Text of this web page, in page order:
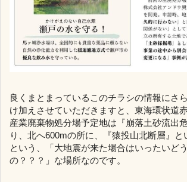
良くまとまっているこのチラシの情報にさ
け加えさせていただきますと、東海環状道
産業廃棄物処分場予定地は『崩落土砂流出
り、北へ600mの所に、『猿投山北断層』と
という、「大地震が来た場合はいったいど
の？？？」な場所なのです。